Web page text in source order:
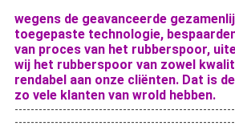
wegens de geavanceerde
toegepaste technologie,
van proces van het rubberspoor,
wij het rubberspoor van zowel
rendabel aan onze cliënten. Dat is
zo vele klanten van wrold hebben.